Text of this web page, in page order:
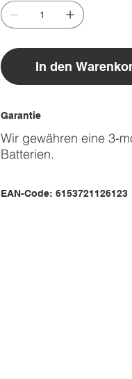
In den
Garantie
Wir gewähren eine 3-
Batterien.
EAN-Code: 6153721126123